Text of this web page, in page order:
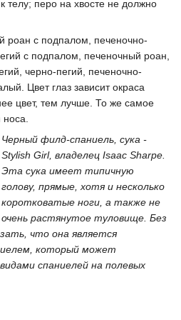
телу; перо на хвосте не должно
роан с подпалом, печеночно-
с подпалом, печеночный роан,
черно-пегий, печеночно-
Цвет глаз зависит окраса
цвет, тем лучше. То же самое
носа.
Черный филд-спаниель, сука -
Stylish Girl, владелец Isaac Sharpe.
Эта сука имеет типичную
голову, прямые, хотя и несколько
коротковатые ноги, а также не
очень растянутое туловище. Без
что она является
который может
спаниелей на полевых